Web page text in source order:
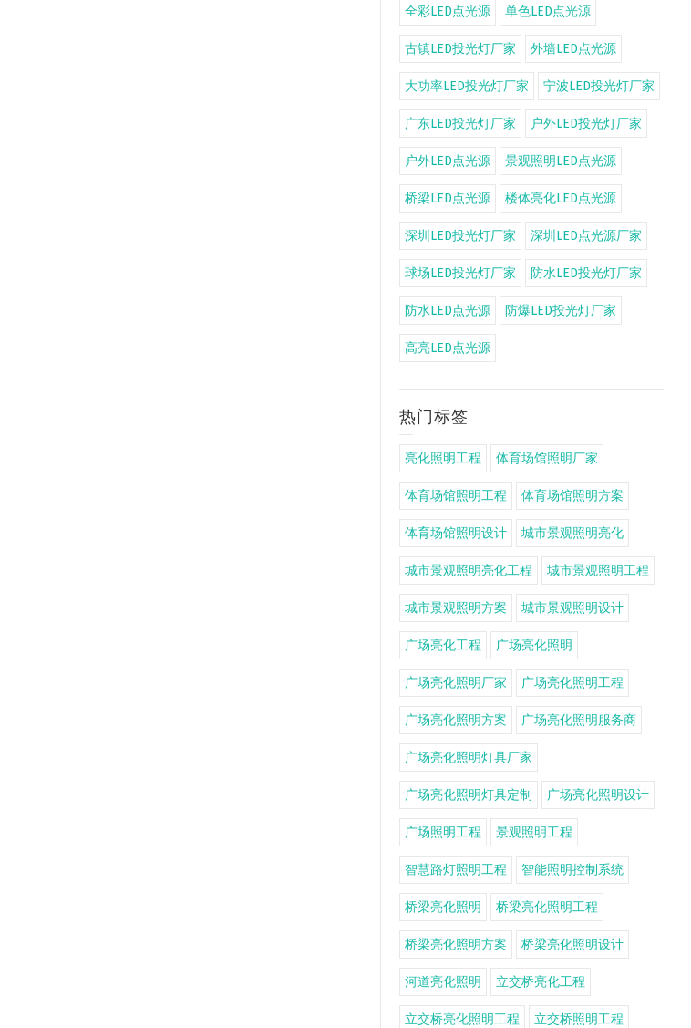
全彩LED点光源 单色LED点光源
古镇LED投光灯厂家 外墙LED点光源
大功率LED投光灯厂家 宁波LED投光灯厂家
广东LED投光灯厂家 户外LED投光灯厂家
户外LED点光源 景观照明LED点光源
桥梁LED点光源 楼体亮化LED点光源
深圳LED投光灯厂家 深圳LED点光源厂家
球场LED投光灯厂家 防水LED投光灯厂家
防水LED点光源 防爆LED投光灯厂家
高亮LED点光源
热门标签
亮化照明工程 体育场馆照明厂家
体育场馆照明工程 体育场馆照明方案
体育场馆照明设计 城市景观照明亮化
城市景观照明亮化工程 城市景观照明工程
城市景观照明方案 城市景观照明设计
广场亮化工程 广场亮化照明
广场亮化照明厂家 广场亮化照明工程
广场亮化照明方案 广场亮化照明服务商
广场亮化照明灯具厂家
广场亮化照明灯具定制 广场亮化照明设计
广场照明工程 景观照明工程
智慧路灯照明工程 智能照明控制系统
桥梁亮化照明 桥梁亮化照明工程
桥梁亮化照明方案 桥梁亮化照明设计
河道亮化照明 立交桥亮化工程
立交桥亮化照明工程 立交桥照明工程